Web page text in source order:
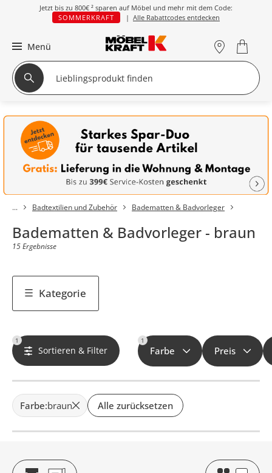
Jetzt bis zu 800€ ² sparen auf Möbel und mehr mit dem Code:
SOMMERKRAFT
| Alle Rabattcodes entdecken
Menü
Badtextilien und Zubehör Badematten & Badvorleger
Badematten & Badvorleger - braun
15 Ergebnisse
Kategorie
1
Sortieren & Filter
1
Farbe Preis
Farbe:braun Alle zurücksetzen